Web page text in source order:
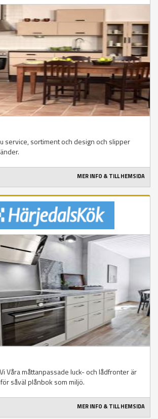
service, sortiment och design och slipper
MER INFO & TILL HEMSIDA
Våra måttanpassade luck- och lådfronter är
såväl plånbok som miljö.
MER INFO & TILL HEMSIDA